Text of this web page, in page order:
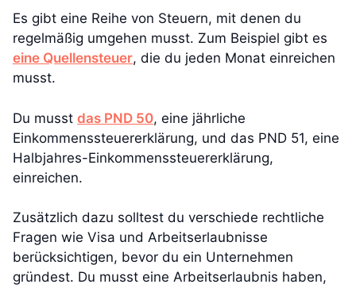
Es gibt eine Reihe von Steuern, mit denen du
regelmäßig umgehen musst. Zum Beispiel gibt es
eine Quellensteuer, die du jeden Monat einreichen
musst.
Du musst das PND 50, eine jährliche
Einkommenssteuererklärung, und das PND 51, eine
Halbjahres-Einkommenssteuererklärung,
einreichen.
Zusätzlich dazu solltest du verschiede rechtliche
Fragen wie Visa und Arbeitserlaubnisse
berücksichtigen, bevor du ein Unternehmen
gründest. Du musst eine Arbeitserlaubnis haben,